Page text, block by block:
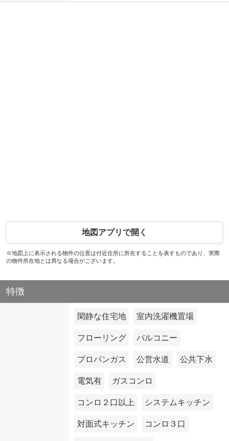
地図アプリで開く
※地図上に表示される物件の位置は付近住所に所在することを表すものであり、実際
の物件所在地とは異なる場合がございます。
特徴
閑静な住宅地 室内洗濯機置場
フローリング バルコニー
プロパンガス 公営水道 公共下水
電気有 ガスコンロ
コンロ２口以上 システムキッチン
対面式キッチン コンロ３口